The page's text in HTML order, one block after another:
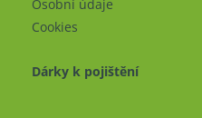
Osobní údaje
Cookies
Dárky k pojištění